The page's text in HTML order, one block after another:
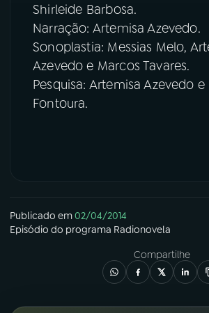
TikTok
Shirleide Barbosa.
Narração: Artemisa Azevedo.
Sonoplastia: Messias Melo,
Azevedo e Marcos Tavares.
Pesquisa: Artemisa Azevedo e
Fontoura.
Publicado em02/04/2014
Episódio do programa Radionovela
Compartilhe